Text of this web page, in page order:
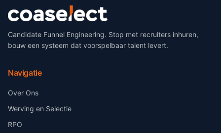
Candidate Funnel Engineering. Stop met recruiters inhuren,
bouw een systeem dat voorspelbaar talent levert.
Navigatie
Over Ons
Werving en Selectie
RPO